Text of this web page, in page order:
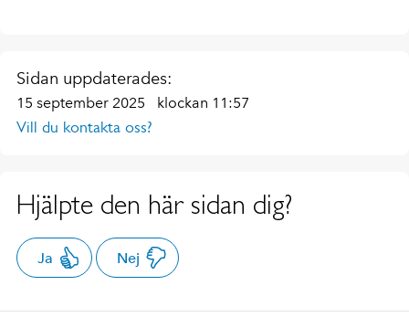
Sidan uppdaterades:
15 september 2025 klockan 11:57
Vill du kontakta oss?
Hjälpte den här sidan dig?
Ja Nej